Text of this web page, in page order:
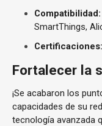
Compatibilidad:
SmartThings,
Certificaciones:
Fortalecer la
¡Se acabaron los
capacidades de su
tecnología avanzada